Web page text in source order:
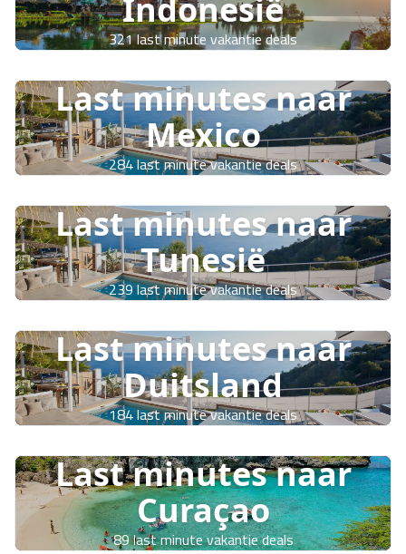
Indonesië
321 last minute vakantie deals
Last minutes naar
Mexico
284 last minute vakantie deals
Last minutes naar
Tunesië
239 last minute vakantie deals
Last minutes naar
Duitsland
184 last minute vakantie deals
Last minutes naar
Curaçao
89 last minute vakantie deals